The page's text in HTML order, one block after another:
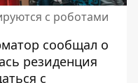
с роботами
сообщал о
резиденция
с